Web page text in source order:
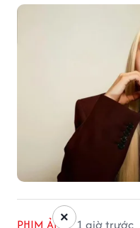
PHIM ẢNH 1 giờ trước
×